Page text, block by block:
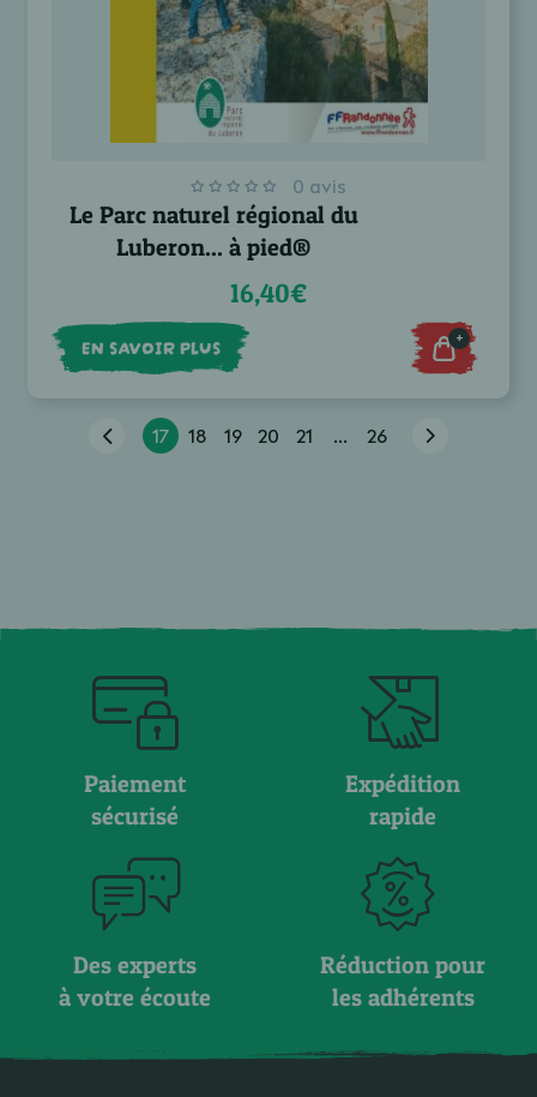
0 avis
Le Parc naturel régional du
Luberon... à pied®
16,40€
EN SAVOIR PLUS +
17 18 19 20 21 ... 26
Paiement
sécurisé
Expédition
rapide
Des experts
à votre écoute
Réduction pour
les adhérents